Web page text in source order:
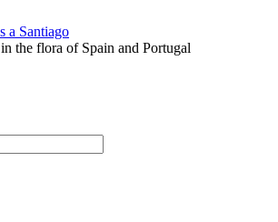
a Santiago
the flora of Spain and Portugal